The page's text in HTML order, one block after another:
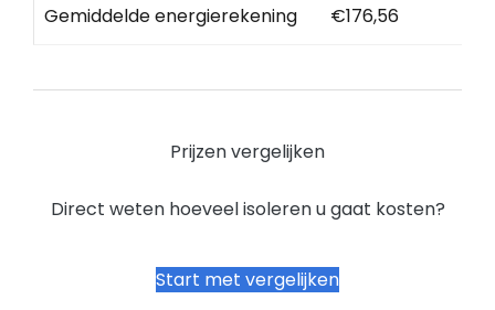
Gemiddelde energierekening €176,56
Prijzen vergelijken
Direct weten hoeveel isoleren u gaat kosten?
Start met vergelijken